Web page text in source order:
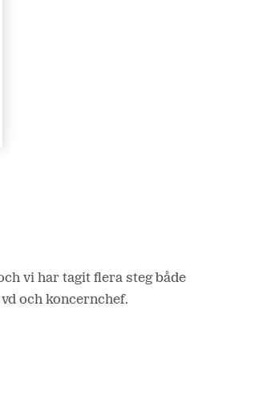
vi har tagit flera steg både
och koncernchef.